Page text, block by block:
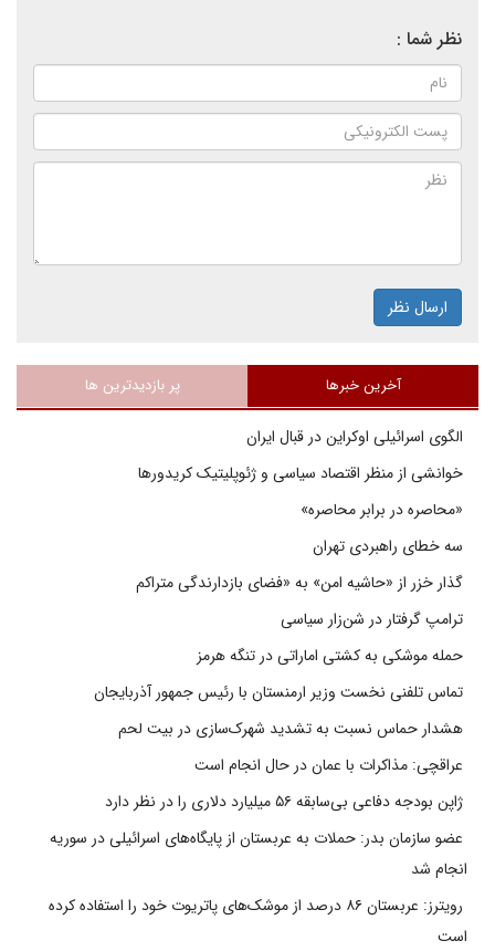
نظر شما :
ارسال نظر
آخرین خبرها پر بازدیدترین ها
الگوی اسرائیلی اوکراین در قبال ایران
خوانشی از منظر اقتصاد سیاسی و ژئوپلیتیک کریدورها
«محاصره در برابر محاصره»
سه خطای راهبردی تهران
گذار خزر از «حاشیه امن» به «فضای بازدارندگی متراکم
ترامپ گرفتار در شن‌زار سیاسی
حمله موشکی به کشتی اماراتی در تنگه هرمز
تماس تلفنی نخست وزیر ارمنستان با رئیس جمهور آذربایجان
هشدار حماس نسبت به تشدید شهرک‌سازی در بیت‌ لحم
عراقچی: مذاکرات با عمان در حال انجام است
ژاپن بودجه دفاعی بی‌سابقه ۵۶ میلیارد دلاری را در نظر دارد
عضو سازمان بدر: حملات به عربستان از پایگاه‌های اسرائیلی در سوریه
انجام شد
رویترز: عربستان ۸۶ درصد از موشک‌های پاتریوت خود را استفاده کرده
است